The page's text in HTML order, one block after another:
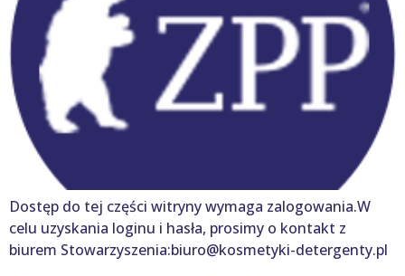
Dostęp do tej części witryny wymaga zalogowania.W
celu uzyskania loginu i hasła, prosimy o kontakt z
biurem Stowarzyszenia:biuro@kosmetyki-detergenty.pl